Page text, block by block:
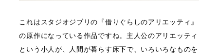
これはスタジオジブリの『借りぐらしのアリエッティ』
の原作になっている作品ですね。主人公のアリエッティ
という小人が、人間が暮らす床下で、いろいろなものを